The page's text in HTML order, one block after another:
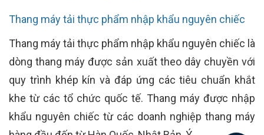
Thang máy tải thực phẩm nhập khẩu nguyên chiếc
Thang máy tải thực phẩm nhập khẩu nguyên chiếc là
dòng thang máy được sản xuất theo dây chuyền với
quy trình khép kín và đáp ứng các tiêu chuẩn khắt
khe từ các tổ chức quốc tế. Thang máy được nhập
khẩu nguyên chiếc từ các doanh nghiệp thang máy